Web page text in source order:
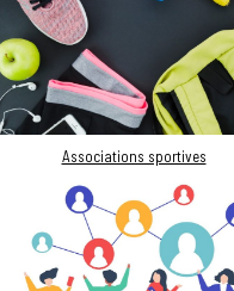
Associations sportives